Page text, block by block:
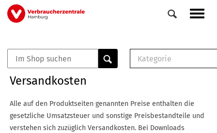
Direkt
zum
Veranstaltungen
0
Kategorie
E-Broschüre
Checklisten (PDF)
Broschüre
Versandkosten
Alle auf den Produktseiten genannten Preise enthalten die
gesetzliche Umsatzsteuer und sonstige Preisbestandteile und
verstehen sich zuzüglich Versandkosten. Bei Downloads